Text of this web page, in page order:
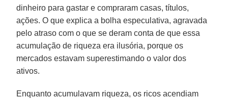
dinheiro para gastar e compraram casas, títulos,
ações. O que explica a bolha especulativa, agravada
pelo atraso com o que se deram conta de que essa
acumulação de riqueza era ilusória, porque os
mercados estavam superestimando o valor dos
ativos.
Enquanto acumulavam riqueza, os ricos acendiam